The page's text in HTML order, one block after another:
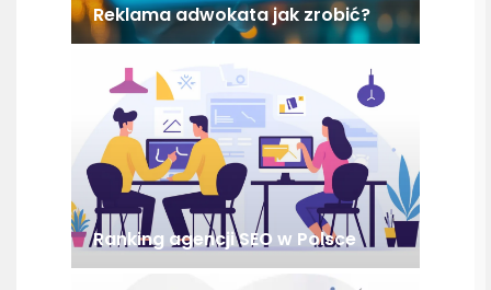
Reklama adwokata jak zrobić?
Ranking agencji SEO w Polsce